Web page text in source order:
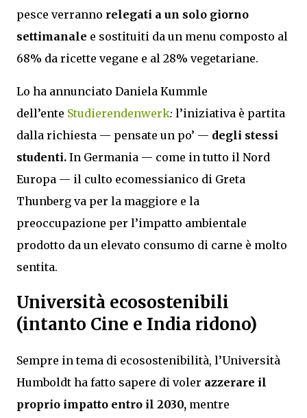
pesce verranno relegati a un solo giorno
settimanale e sostituiti da un menu composto al
68% da ricette vegane e al 28% vegetariane.
Lo ha annunciato Daniela Kummle
dell’ente Studierendenwerk: l’iniziativa è partita
dalla richiesta — pensate un po’ — degli stessi
studenti. In Germania — come in tutto il Nord
Europa — il culto ecomessianico di Greta
Thunberg va per la maggiore e la
preoccupazione per l’impatto ambientale
prodotto da un elevato consumo di carne è molto
sentita.
Università ecosostenibili
(intanto Cine e India ridono)
Sempre in tema di ecosostenibilità, l’Università
Humboldt ha fatto sapere di voler azzerare il
proprio impatto entro il 2030, mentre